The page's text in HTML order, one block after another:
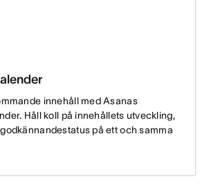
innehåll med Asanas
Håll koll på innehållets utveckling,
på ett och samma